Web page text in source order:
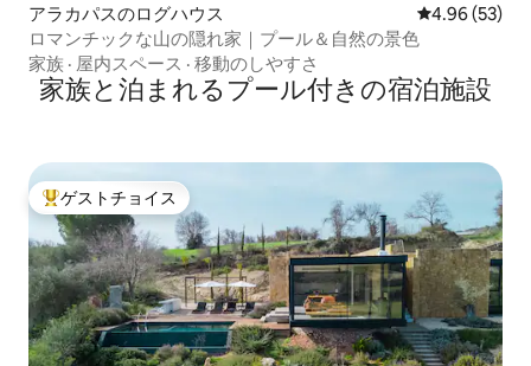
アラカパスのログハウス レビュー53
4.96 (53)
ロマンチックな山の隠れ家｜プール＆自然の景色
家族 · 屋内スペース · 移動のしやすさ
家族と泊まれるプール付きの宿泊施設
大好評のゲストチョイスです。
ゲストチョイス